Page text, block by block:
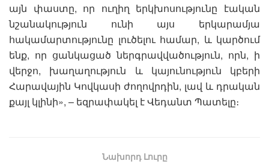
այն փաստը, որ ուղիղ երկխոսությունը էական
նշանակություն ունի այս երկարամյա
հակամարտությունը լուծելու համար, և կարծում
ենք, որ ցանկացած ներգրավվածություն, որն, ի
վերջո, խաղաղություն և կայունություն կբերի
Հարավային Կովկասի ժողովրդին, լավ և դրական
քայլ կլինի», – եզրափակել է Վեդանտ Պատելը։
Նախորդ Լուրը